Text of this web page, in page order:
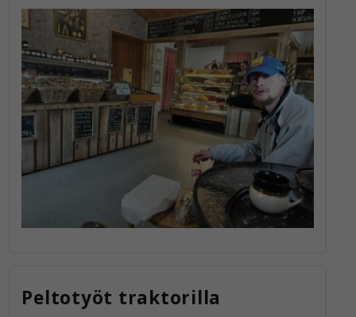
Peltotyöt traktorilla